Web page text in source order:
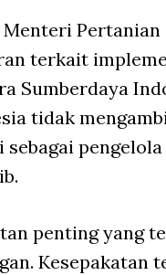
terkait
Sumberdaya
tidak
penting yang
Kesepakatan